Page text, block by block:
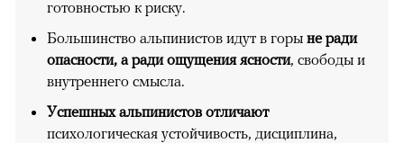
готовностью к риску.
Большинство альпинистов идут в горы не ради
опасности, а ради ощущения ясности, свободы и
внутреннего смысла.
Успешных альпинистов отличают
психологическая устойчивость, дисциплина,